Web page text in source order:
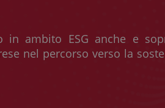
in ambito ESG anche e
nel percorso verso la